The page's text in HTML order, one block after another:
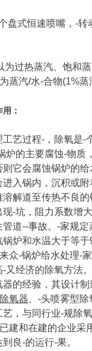
盘式恒速喷嘴，-转
为过热蒸汽、饱和
蒸汽/水-合物(1%蒸
用：
艺过程-，除氧是-
炉的主要腐蚀-物质
它会腐蚀锅炉的
入锅内，沉积或
解道至传热不良
-坑，阻力系数增
道--事故。-家规
锅炉和水温大于等
众-锅炉给水处理-
-又经济的除氧方法
的经验，其设计制
氧器 、-头喷雾型
，与同行业-规除
建和在建的企业采
良-的运行-果。